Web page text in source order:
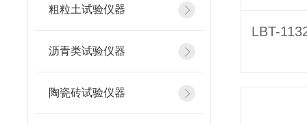
粗粒土试验仪器
沥青类试验仪器
陶瓷砖试验仪器